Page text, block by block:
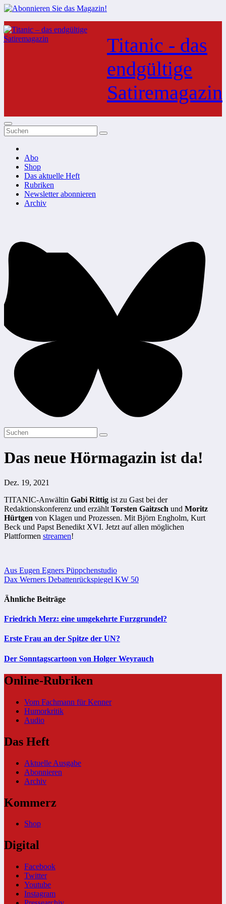
Zum
Inhalt
springen
Titanic - das
endgültige
Satiremagazin
Abo
Shop
Das aktuelle Heft
Rubriken
Newsletter abonnieren
Archiv
Das neue Hörmagazin ist da!
Dez. 19, 2021
TITANIC-Anwältin Gabi Rittig ist zu Gast bei der
Redaktionskonferenz und erzählt Torsten Gaitzsch und Moritz
Hürtgen von Klagen und Prozessen. Mit Björn Engholm, Kurt
Beck und Papst Benedikt XVI. Jetzt auf allen möglichen
Plattformen streamen!
Beitragsnavigation
Aus Eugen Egners Püppchenstudio
Dax Werners Debattenrückspiegel KW 50
Ähnliche Beiträge
Friedrich Merz: eine umgekehrte Furzgrundel?
Erste Frau an der Spitze der UN?
Der Sonntagscartoon von Holger Weyrauch
Online-Rubriken
Vom Fachmann für Kenner
Humorkritik
Audio
Das Heft
Aktuelle Ausgabe
Abonnieren
Archiv
Kommerz
Shop
Digital
Facebook
Twitter
Youtube
Instagram